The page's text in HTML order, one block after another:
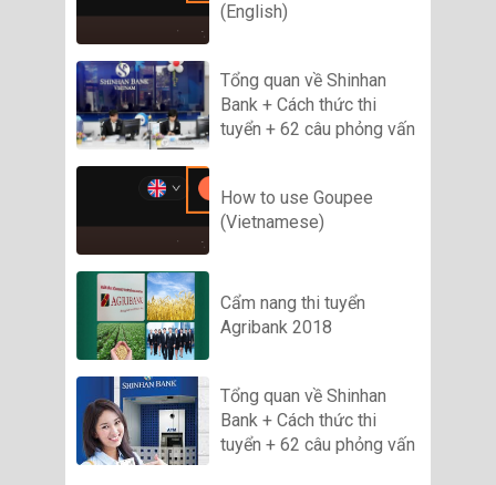
(English)
Tổng quan về Shinhan
Bank + Cách thức thi
tuyển + 62 câu phỏng vấn
How to use Goupee
(Vietnamese)
Cẩm nang thi tuyển
Agribank 2018
Tổng quan về Shinhan
Bank + Cách thức thi
tuyển + 62 câu phỏng vấn